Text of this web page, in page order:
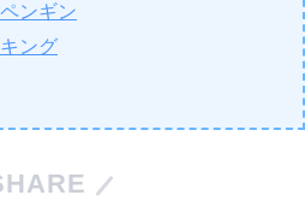
ンギン
ング